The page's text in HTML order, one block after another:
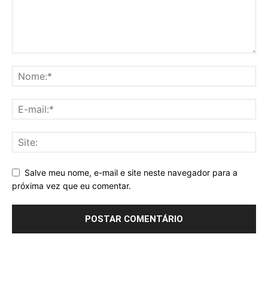
Salve meu nome, e-mail e site neste navegador para a
próxima vez que eu comentar.